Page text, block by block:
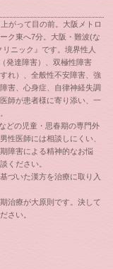
がって目の前。大阪メトロ
ク東へ7分。大阪・難波(な
ニック』です。境界性人
発達障害）、双極性障害
れ）、全般性不安障害、強
害、心身症、自律神経失調
師が患者様に寄り添い、一
どの児童・思春期の専門外
性医師には相談しにくい、
障害による精神的なお悩
ください。
づいた漢方を治療に取り入
治療が大原則です。決して
さい。